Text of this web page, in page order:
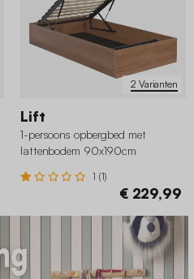
2 Varianten
Lift
1-persoons opbergbed met
lattenbodem 90x190cm
1 (1)
€ 229,99